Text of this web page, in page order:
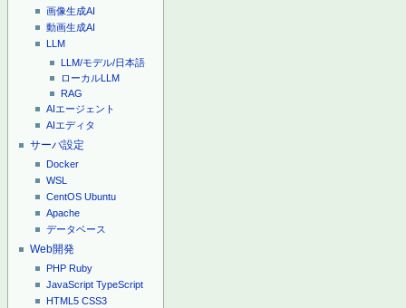
画像生成AI
動画生成AI
LLM
LLM/モデル/日本語
ローカルLLM
RAG
AIエージェント
AIエディタ
サーバ設定
Docker
WSL
CentOS Ubuntu
Apache
データベース
Web開発
PHP Ruby
JavaScript TypeScript
HTML5 CSS3